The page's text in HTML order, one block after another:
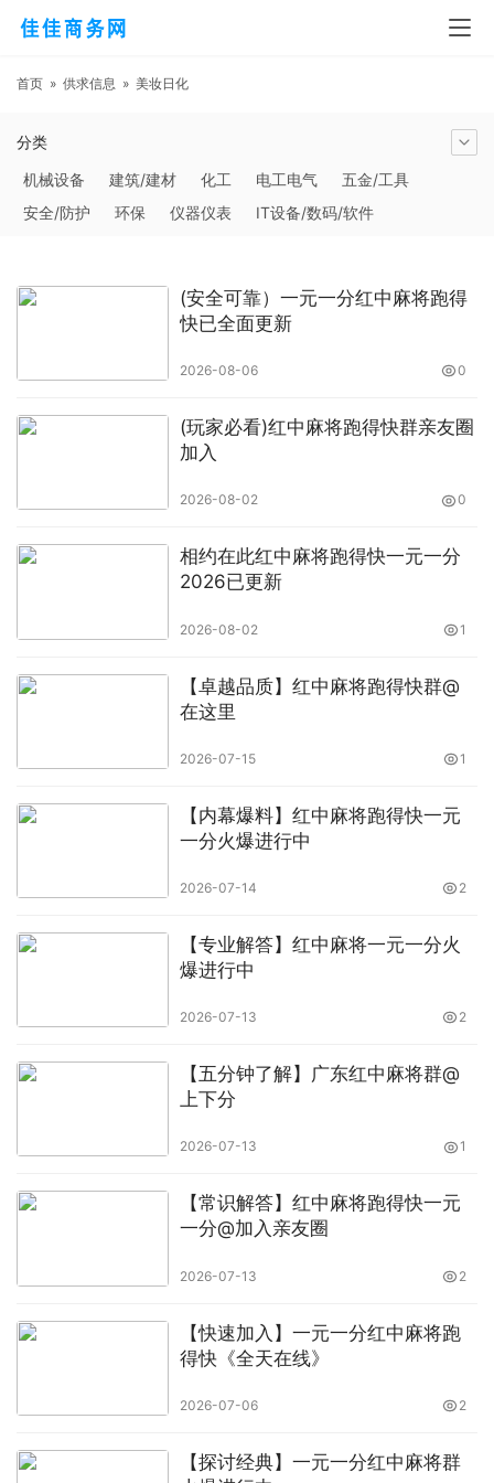
首页 » 供求信息 » 美妆日化
分类
机械设备
建筑/建材 化工 电工电气
五金/工具
安全/防护
环保 仪器仪表
IT设备/数码/软件
汽摩及配件
日用百货 能源 加工 照明
通信产品
工艺品/礼品
纺织/皮革 办公/文教 其他未分类
(安全可靠）一元一分红中麻将跑得
快已全面更新
2026-08-06 0
(玩家必看)红中麻将跑得快群亲友圈
加入
2026-08-02 0
相约在此红中麻将跑得快一元一分
2026已更新
2026-08-02 1
【卓越品质】红中麻将跑得快群@
在这里
2026-07-15 1
【内幕爆料】红中麻将跑得快一元
一分火爆进行中
2026-07-14 2
【专业解答】红中麻将一元一分火
爆进行中
2026-07-13 2
【五分钟了解】广东红中麻将群@
上下分
2026-07-13 1
【常识解答】红中麻将跑得快一元
一分@加入亲友圈
2026-07-13 2
【快速加入】一元一分红中麻将跑
得快《全天在线》
2026-07-06 2
【探讨经典】一元一分红中麻将群